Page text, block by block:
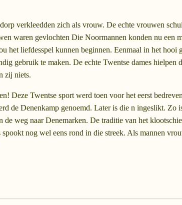
verkleedden zich als vrouw. De echte vrouwen
waren gevlochten Die Noormannen konden nu een
het liefdesspel kunnen beginnen. Eenmaal in het hooi
gebruik te maken. De echte Twentse dames
zij niets.
Deze Twentse sport werd toen voor het eerst
de Denenkamp genoemd. Later is die n ingeslikt. Zo
de weg naar Denemarken. De traditie van het
nog wel eens rond in die streek. Als mannen